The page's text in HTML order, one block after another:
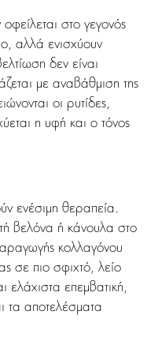
στο γεγονός
αλλά ενισχύουν
δεν είναι
με αναβάθμιση της
οι ρυτίδες,
η υφή και ο τόνος
ενέσιμη θεραπεία.
βελόνα ή κάνουλα στο
κολλαγόνου
σε πιο σφιχτό, λείο
ελάχιστα επεμβατική,
τα αποτελέσματα